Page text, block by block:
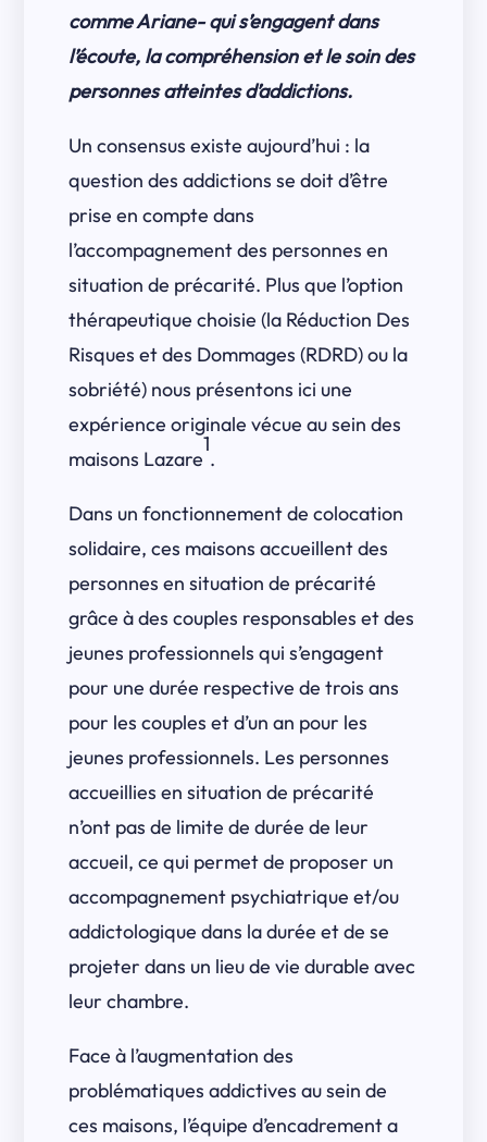
comme Ariane- qui s’engagent dans
l’écoute, la compréhension et le soin des
personnes atteintes d’addictions.
Un consensus existe aujourd’hui : la
question des addictions se doit d’être
prise en compte dans
l’accompagnement des personnes en
situation de précarité. Plus que l’option
thérapeutique choisie (la Réduction Des
Risques et des Dommages (RDRD) ou la
sobriété) nous présentons ici une
expérience originale vécue au sein des
maisons Lazare
1
.
Dans un fonctionnement de colocation
solidaire, ces maisons accueillent des
personnes en situation de précarité
grâce à des couples responsables et des
jeunes professionnels qui s’engagent
pour une durée respective de trois ans
pour les couples et d’un an pour les
jeunes professionnels. Les personnes
accueillies en situation de précarité
n’ont pas de limite de durée de leur
accueil, ce qui permet de proposer un
accompagnement psychiatrique et/ou
addictologique dans la durée et de se
projeter dans un lieu de vie durable avec
leur chambre.
Face à l’augmentation des
problématiques addictives au sein de
ces maisons, l’équipe d’encadrement a